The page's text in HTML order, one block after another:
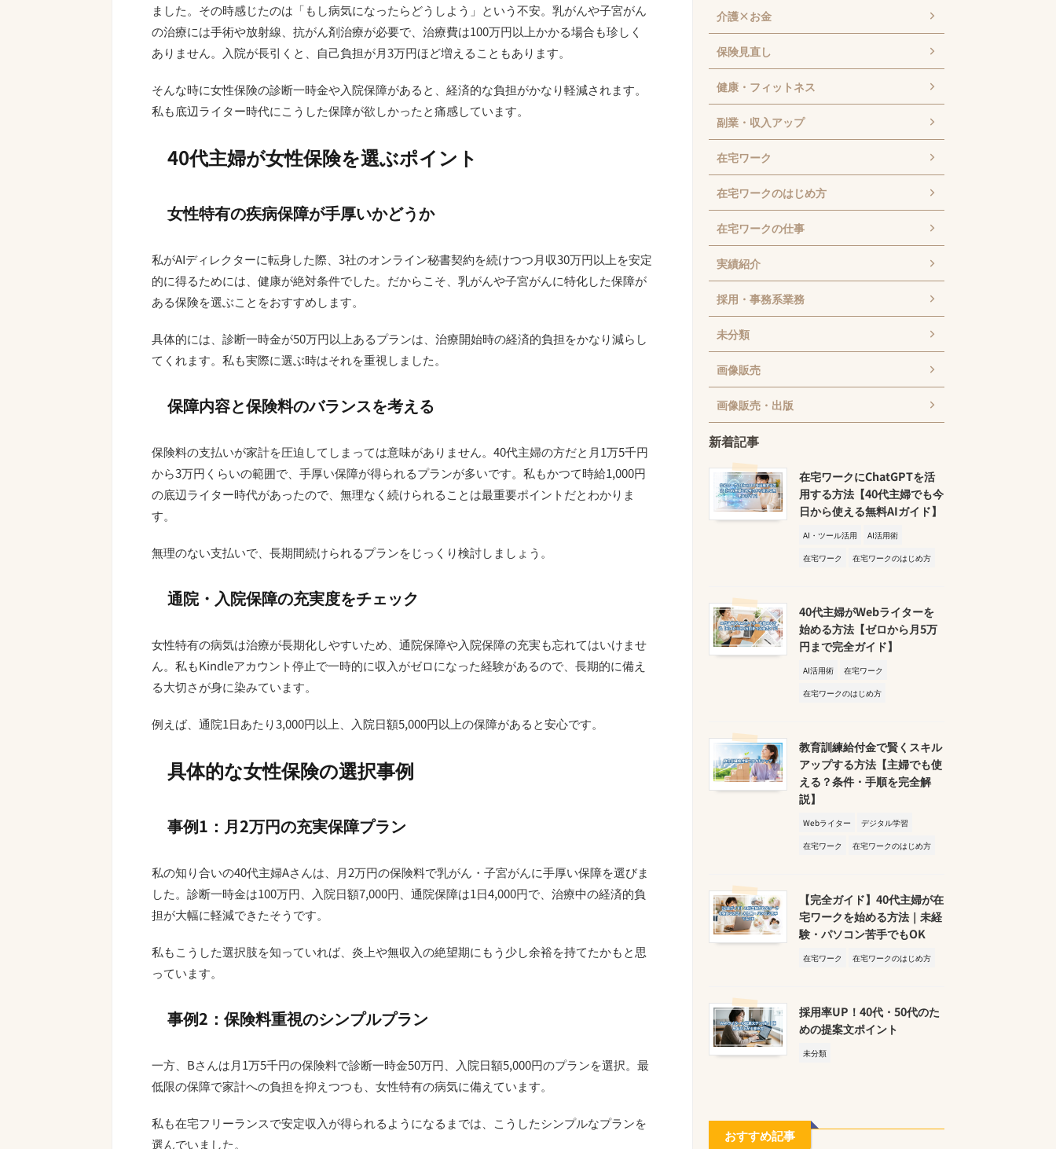
ました。その時感じたのは「もし病気になったらどうしよう」という不安。乳がんや子宮がん
の治療には手術や放射線、抗がん剤治療が必要で、治療費は100万円以上かかる場合も珍しく
ありません。入院が長引くと、自己負担が月3万円ほど増えることもあります。
そんな時に女性保険の診断一時金や入院保障があると、経済的な負担がかなり軽減されます。
私も底辺ライター時代にこうした保障が欲しかったと痛感しています。
40代主婦が女性保険を選ぶポイント
女性特有の疾病保障が手厚いかどうか
私がAIディレクターに転身した際、3社のオンライン秘書契約を続けつつ月収30万円以上を安定
的に得るためには、健康が絶対条件でした。だからこそ、乳がんや子宮がんに特化した保障が
ある保険を選ぶことをおすすめします。
具体的には、診断一時金が50万円以上あるプランは、治療開始時の経済的負担をかなり減らし
てくれます。私も実際に選ぶ時はそれを重視しました。
保障内容と保険料のバランスを考える
保険料の支払いが家計を圧迫してしまっては意味がありません。40代主婦の方だと月1万5千円
から3万円くらいの範囲で、手厚い保障が得られるプランが多いです。私もかつて時給1,000円
の底辺ライター時代があったので、無理なく続けられることは最重要ポイントだとわかりま
す。
無理のない支払いで、長期間続けられるプランをじっくり検討しましょう。
通院・入院保障の充実度をチェック
女性特有の病気は治療が長期化しやすいため、通院保障や入院保障の充実も忘れてはいけませ
ん。私もKindleアカウント停止で一時的に収入がゼロになった経験があるので、長期的に備え
る大切さが身に染みています。
例えば、通院1日あたり3,000円以上、入院日額5,000円以上の保障があると安心です。
具体的な女性保険の選択事例
事例1：月2万円の充実保障プラン
私の知り合いの40代主婦Aさんは、月2万円の保険料で乳がん・子宮がんに手厚い保障を選びま
した。診断一時金は100万円、入院日額7,000円、通院保障は1日4,000円で、治療中の経済的負
担が大幅に軽減できたそうです。
私もこうした選択肢を知っていれば、炎上や無収入の絶望期にもう少し余裕を持てたかもと思
っています。
事例2：保険料重視のシンプルプラン
一方、Bさんは月1万5千円の保険料で診断一時金50万円、入院日額5,000円のプランを選択。最
低限の保障で家計への負担を抑えつつも、女性特有の病気に備えています。
私も在宅フリーランスで安定収入が得られるようになるまでは、こうしたシンプルなプランを
選んでいました。
介護×お金
保険見直し
健康・フィットネス
副業・収入アップ
在宅ワーク
在宅ワークのはじめ方
在宅ワークの仕事
実績紹介
採用・事務系業務
未分類
画像販売
画像販売・出版
新着記事
在宅ワークにChatGPTを活
用する方法【40代主婦でも今
日から使える無料AIガイド】
AI・ツール活用
AI活用術
在宅ワーク
在宅ワークのはじめ方
40代主婦がWebライターを
始める方法【ゼロから月5万
円まで完全ガイド】
AI活用術
在宅ワーク
在宅ワークのはじめ方
教育訓練給付金で賢くスキル
アップする方法【主婦でも使
える？条件・手順を完全解
説】
Webライター
デジタル学習
在宅ワーク
在宅ワークのはじめ方
【完全ガイド】40代主婦が在
宅ワークを始める方法｜未経
験・パソコン苦手でもOK
在宅ワーク 在宅ワークのはじめ方
採用率UP！40代・50代のた
めの提案文ポイント
未分類
おすすめ記事